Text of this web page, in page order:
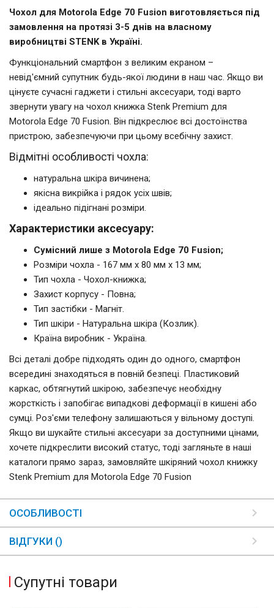
Чохол для Motorola Edge 70 Fusion виготовляється під
замовлення на протязі 3-5 днів на власному
виробництві STENK в Україні.
Функціональний смартфон з великим екраном –
невід'ємний супутник будь-якої людини в наш час. Якщо ви
цінуєте сучасні гаджети і стильні аксесуари, тоді варто
звернути увагу на чохол книжка Stenk Premium для
Motorola Edge 70 Fusion. Він підкреслює всі достоїнства
пристрою, забезпечуючи при цьому всебічну захист.
Відмітні особливості чохла:
натуральна шкіра вичинена;
якісна викрійка і рядок усіх швів;
ідеально підігнані розміри.
Характеристики аксесуару:
Сумісний лише з Motorola Edge 70 Fusion;
Розміри чохла - 167 мм x 80 мм x 13 мм;
Тип чохла - Чохол-книжка;
Захист корпусу - Повна;
Тип застібки - Магніт.
Тип шкіри - Натуральна шкіра (Козлик).
Країна виробник - Україна.
Всі деталі добре підходять один до одного, смартфон
всередині знаходяться в повній безпеці. Пластиковий
каркас, обтягнутий шкірою, забезпечує необхідну
жорсткість і запобігає випадкові деформації в кишені або
сумці. Роз'єми телефону залишаються у вільному доступі.
Якщо ви шукайте стильні аксесуари за доступними цінами,
хочете підкреслити високий статус, тоді загляньте в наші
каталоги прямо зараз, замовляйте шкіряний чохол книжку
Stenk Premium для Motorola Edge 70 Fusion
ОСОБЛИВОСТІ
ВІДГУКИ ()
Супутні товари